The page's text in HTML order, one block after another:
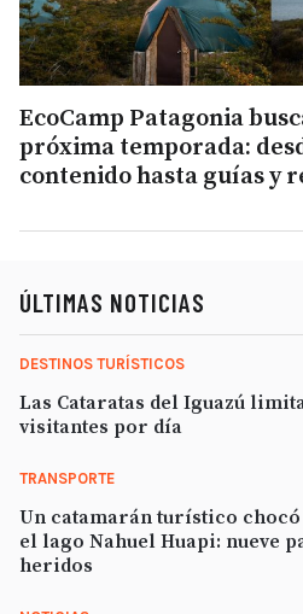
EcoCamp Patagonia
próxima temporada:
contenido hasta guías y
ÚLTIMAS NOTICIAS
DESTINOS TURÍSTICOS
Las Cataratas del Iguazú
visitantes por día
TRANSPORTE
Un catamarán turístico
el lago Nahuel Huapi: nueve
heridos